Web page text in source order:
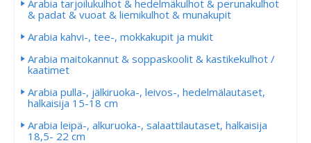
Arabia tarjoilukulhot & hedelmäkulhot & perunakulhot
& padat & vuoat & liemikulhot & munakupit
Arabia kahvi-, tee-, mokkakupit ja mukit
Arabia maitokannut & soppaskoolit & kastikekulhot /
kaatimet
Arabia pulla-, jälkiruoka-, leivos-, hedelmälautaset,
halkaisija 15-18 cm
Arabia leipä-, alkuruoka-, salaattilautaset, halkaisija
18,5- 22 cm